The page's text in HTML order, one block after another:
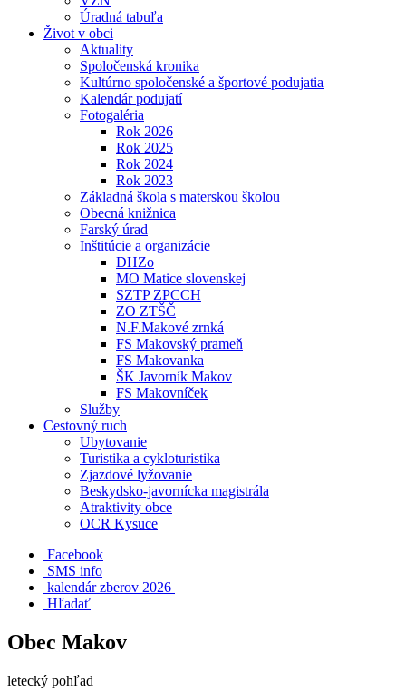
Úradná tabuľa
Život v obci
Aktuality
Spoločenská kronika
Kultúrno spoločenské a športové podujatia
Kalendár podujatí
Fotogaléria
Rok 2026
Rok 2025
Rok 2024
Rok 2023
Základná škola s materskou školou
Obecná knižnica
Farský úrad
Inštitúcie a organizácie
DHZo
MO Matice slovenskej
SZTP ZPCCH
ZO ZTŠČ
N.F.Makové zrnká
FS Makovský prameň
FS Makovanka
ŠK Javorník Makov
FS Makovníček
Služby
Cestovný ruch
Ubytovanie
Turistika a cykloturistika
Zjazdové lyžovanie
Beskydsko-javornícka magistrála
Atraktivity obce
OCR Kysuce
Facebook
SMS info
​ kalendár zberov 2026
Hľadať
Obec Makov
letecký pohľad